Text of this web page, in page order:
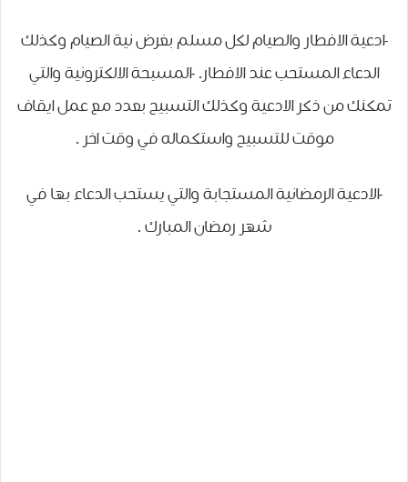
-ادعية الافطار والصيام لكل مسلم بغرض نية الصيام وكذلك
الدعاء المستحب عند الافطار. -المسبحة الالكترونية والتي
تمكنك من ذكر الادعية وكذلك التسبيح بعدد مع عمل ايقاف
موقت للتسبيح واستكماله في وقت اخر .
-الادعية الرمضانية المستجابة والتي يستحب الدعاء بها في
شهر رمضان المبارك .